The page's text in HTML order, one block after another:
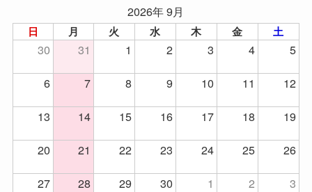
2026年 9月
日 月 火 水 木 金 土
30 31 1 2 3 4
5
6
7 8 9 10 11
12
13
14 15 16 17 18
19
20
21 22 23 24 25
26
27
28 29 30 1 2 3